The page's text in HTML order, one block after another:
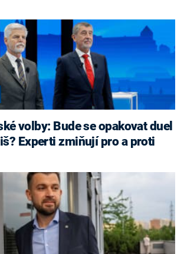
Experti zmiňují pro a proti